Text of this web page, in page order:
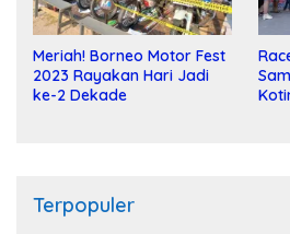
Meriah! Borneo Motor Fest
2023 Rayakan Hari Jadi
ke-2 Dekade
Terpopuler